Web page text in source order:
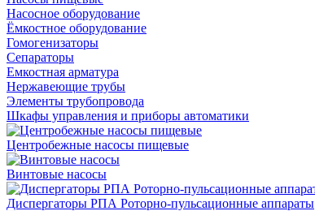
Насосное оборудование
Ёмкостное оборудование
Гомогенизаторы
Сепараторы
Емкостная арматура
Нержавеющие трубы
Элементы трубопровода
Шкафы управления и приборы автоматики
Центробежные насосы пищевые
Винтовые насосы
Диспергаторы РПА Роторно-пульсационные аппараты